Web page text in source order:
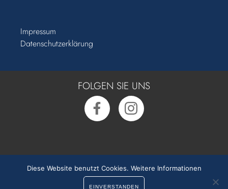
Rufen Sie uns an:0391 50 54 55 0
Impressum
Datenschutzerklärung
FOLGEN SIE UNS
Diese Website benutzt Cookies. Weitere Informationen
EINVERSTANDEN